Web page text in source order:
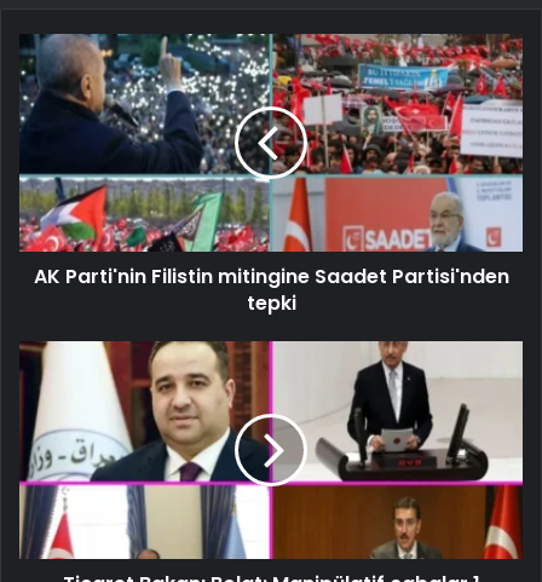
AK Parti'nin Filistin mitingine Saadet Partisi'nden
tepki